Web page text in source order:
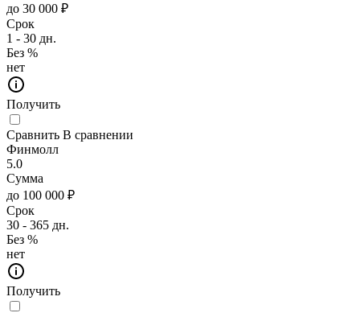
до 30 000 ₽
Срок
1 - 30 дн.
Без %
нет
Получить
Сравнить В сравнении
Финмолл
5.0
Сумма
до 100 000 ₽
Срок
30 - 365 дн.
Без %
нет
Получить